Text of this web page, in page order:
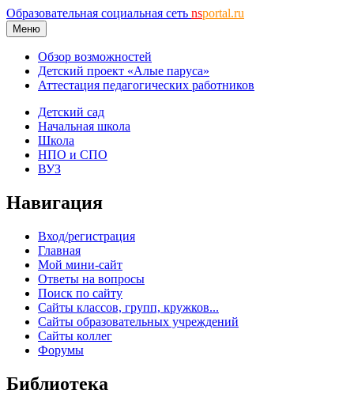
Образовательная социальная сеть nsportal.ru
Меню
Обзор возможностей
Детский проект «Алые паруса»
Аттестация педагогических работников
Детский сад
Начальная школа
Школа
НПО и СПО
ВУЗ
Навигация
Вход/регистрация
Главная
Мой мини-сайт
Ответы на вопросы
Поиск по сайту
Сайты классов, групп, кружков...
Сайты образовательных учреждений
Сайты коллег
Форумы
Библиотека